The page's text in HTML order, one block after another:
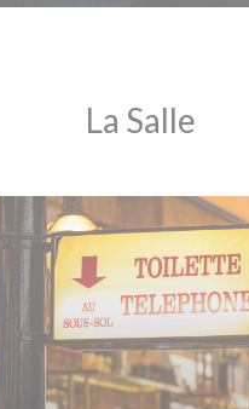
La Salle